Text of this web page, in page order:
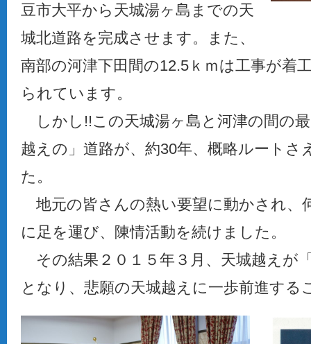
豆市大平から天城湯ヶ島までの天
城北道路を完成させます。また、
南部の河津下田間の12.5ｋｍは工事が着
られています。
しかし!!この天城湯ヶ島と河津の間の
越えの」道路が、約30年、概略ルート
た。
地元の皆さんの熱い要望に動かされ、
に足を運び、陳情活動を続けました。
その結果２０１５年３月、天城越えが
となり、悲願の天城越えに一歩前進する